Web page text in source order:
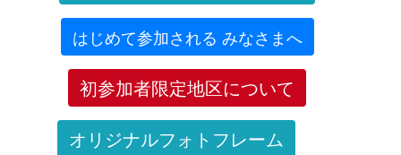
はじめて参加される みなさまへ
初参加者限定地区について
オリジナルフォトフレーム